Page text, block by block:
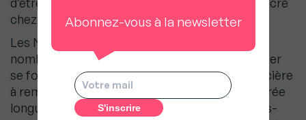
d’être propriétaire étant très profondément ancré
chez les ménages.
Les Notaires du Grand Paris observent que de
nombreux acquéreurs qui achètent pour se loger
se focalisent davantage sur leur capacité financière
à rembourser leur emprunt, parfois sur une durée
longue, sans nécessairement anticiper une plus-
Abonnez-vous à la newsletter